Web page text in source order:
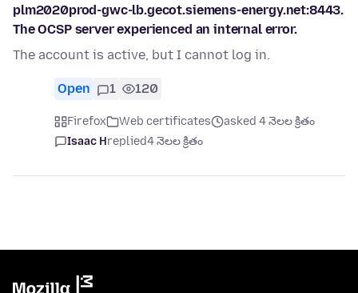
plm2020prod-gwc-lb.gecot.siemens-energy.net:8443.
The OCSP server experienced an internal error.
The account is active, but I cannot log in.
Open 1 120
Firefox Web certificates
asked 4 నెలల క్రితం
Isaac Hreplied4 నెలల క్రితం